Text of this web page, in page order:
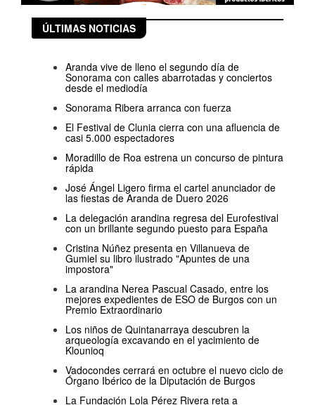
ÚLTIMAS NOTICIAS
Aranda vive de lleno el segundo día de
Sonorama con calles abarrotadas y conciertos
desde el mediodía
Sonorama Ribera arranca con fuerza
El Festival de Clunia cierra con una afluencia de
casi 5.000 espectadores
Moradillo de Roa estrena un concurso de pintura
rápida
José Ángel Ligero firma el cartel anunciador de
las fiestas de Aranda de Duero 2026
La delegación arandina regresa del Eurofestival
con un brillante segundo puesto para España
Cristina Núñez presenta en Villanueva de
Gumiel su libro ilustrado "Apuntes de una
impostora"
La arandina Nerea Pascual Casado, entre los
mejores expedientes de ESO de Burgos con un
Premio Extraordinario
Los niños de Quintanarraya descubren la
arqueología excavando en el yacimiento de
Klounioq
Vadocondes cerrará en octubre el nuevo ciclo de
Órgano Ibérico de la Diputación de Burgos
La Fundación Lola Pérez Rivera reta a